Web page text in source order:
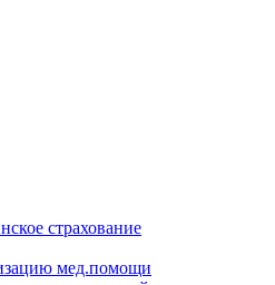
страхование
мед.помощи